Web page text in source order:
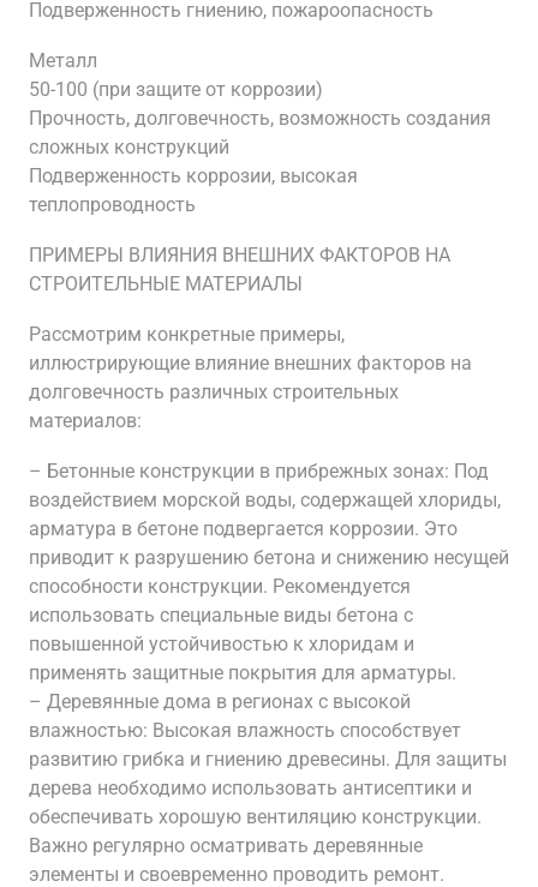
Подверженность гниению, пожароопасность
Металл
50-100 (при защите от коррозии)
Прочность, долговечность, возможность создания
сложных конструкций
Подверженность коррозии, высокая
теплопроводность
ПРИМЕРЫ ВЛИЯНИЯ ВНЕШНИХ ФАКТОРОВ НА
СТРОИТЕЛЬНЫЕ МАТЕРИАЛЫ
Рассмотрим конкретные примеры,
иллюстрирующие влияние внешних факторов на
долговечность различных строительных
материалов:
– Бетонные конструкции в прибрежных зонах: Под
воздействием морской воды, содержащей хлориды,
арматура в бетоне подвергается коррозии. Это
приводит к разрушению бетона и снижению несущей
способности конструкции. Рекомендуется
использовать специальные виды бетона с
повышенной устойчивостью к хлоридам и
применять защитные покрытия для арматуры.
– Деревянные дома в регионах с высокой
влажностью: Высокая влажность способствует
развитию грибка и гниению древесины. Для защиты
дерева необходимо использовать антисептики и
обеспечивать хорошую вентиляцию конструкции.
Важно регулярно осматривать деревянные
элементы и своевременно проводить ремонт.